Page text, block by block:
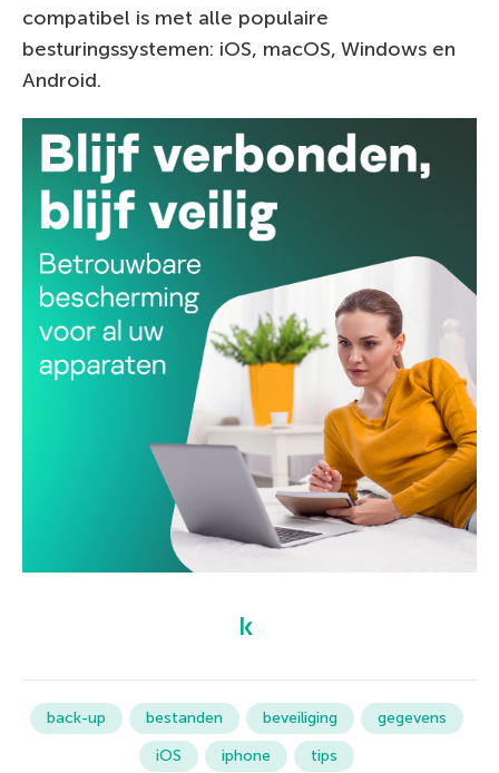
compatibel is met alle populaire
besturingssystemen: iOS, macOS, Windows en
Android.
back-up bestanden beveiliging
gegevens
iOS
iphone tips